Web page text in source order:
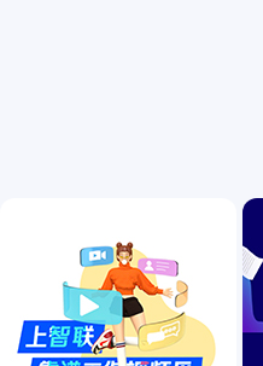
教育培训
直播/影视/传媒